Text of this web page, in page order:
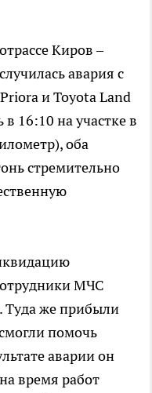
Киров –
авария с
и Toyota Land
16:10 на участке в
оба
стремительно
МЧС
Туда же прибыли
помочь
аварии он
время работ